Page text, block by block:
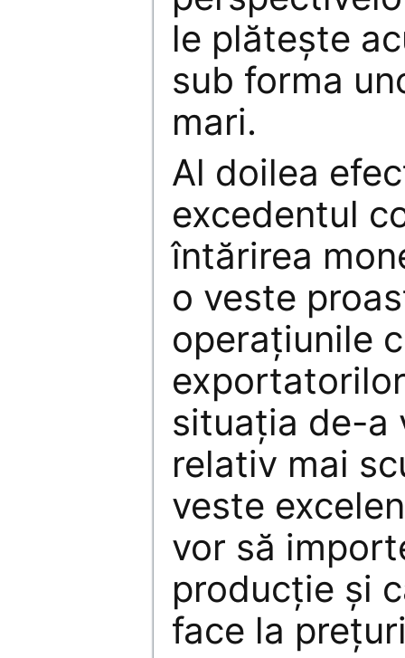
le plăteşte
sub forma
mari.
Al doilea
excedentul
întărirea
o veste
operaţiunile
situaţia de-a
relativ mai
veste
vor să
producţie şi
face la